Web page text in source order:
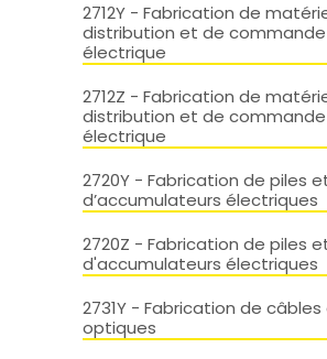
2712Y - Fabrication de
distribution et de commande
électrique
2712Z - Fabrication de
distribution et de commande
électrique
2720Y - Fabrication de piles
d’accumulateurs électriques
2720Z - Fabrication de piles
d'accumulateurs électriques
2731Y - Fabrication de
optiques